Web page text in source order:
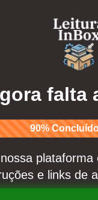
falta
90%
e links de